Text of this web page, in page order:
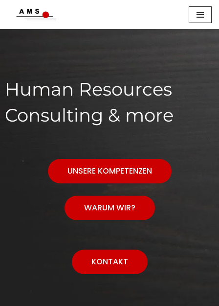
Human Resources
Consulting & more
UNSERE KOMPETENZEN
WARUM WIR?
KONTAKT